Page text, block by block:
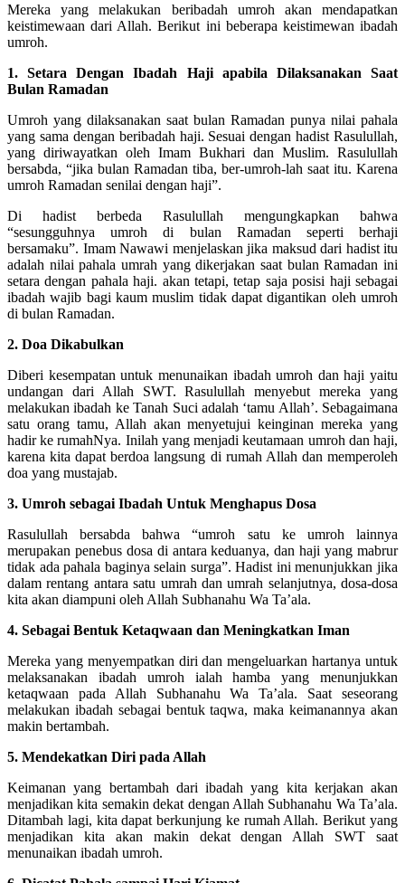
Mereka yang melakukan beribadah umroh akan mendapatkan
keistimewaan dari Allah. Berikut ini beberapa keistimewan ibadah
umroh.
1. Setara Dengan Ibadah Haji apabila Dilaksanakan Saat
Bulan Ramadan
Umroh yang dilaksanakan saat bulan Ramadan punya nilai pahala
yang sama dengan beribadah haji. Sesuai dengan hadist Rasulullah,
yang diriwayatkan oleh Imam Bukhari dan Muslim. Rasulullah
bersabda, “jika bulan Ramadan tiba, ber-umroh-lah saat itu. Karena
umroh Ramadan senilai dengan haji”.
Di hadist berbeda Rasulullah mengungkapkan bahwa
“sesungguhnya umroh di bulan Ramadan seperti berhaji
bersamaku”. Imam Nawawi menjelaskan jika maksud dari hadist itu
adalah nilai pahala umrah yang dikerjakan saat bulan Ramadan ini
setara dengan pahala haji. akan tetapi, tetap saja posisi haji sebagai
ibadah wajib bagi kaum muslim tidak dapat digantikan oleh umroh
di bulan Ramadan.
2. Doa Dikabulkan
Diberi kesempatan untuk menunaikan ibadah umroh dan haji yaitu
undangan dari Allah SWT. Rasulullah menyebut mereka yang
melakukan ibadah ke Tanah Suci adalah ‘tamu Allah’. Sebagaimana
satu orang tamu, Allah akan menyetujui keinginan mereka yang
hadir ke rumahNya. Inilah yang menjadi keutamaan umroh dan haji,
karena kita dapat berdoa langsung di rumah Allah dan memperoleh
doa yang mustajab.
3. Umroh sebagai Ibadah Untuk Menghapus Dosa
Rasulullah bersabda bahwa “umroh satu ke umroh lainnya
merupakan penebus dosa di antara keduanya, dan haji yang mabrur
tidak ada pahala baginya selain surga”. Hadist ini menunjukkan jika
dalam rentang antara satu umrah dan umrah selanjutnya, dosa-dosa
kita akan diampuni oleh Allah Subhanahu Wa Ta’ala.
4. Sebagai Bentuk Ketaqwaan dan Meningkatkan Iman
Mereka yang menyempatkan diri dan mengeluarkan hartanya untuk
melaksanakan ibadah umroh ialah hamba yang menunjukkan
ketaqwaan pada Allah Subhanahu Wa Ta’ala. Saat seseorang
melakukan ibadah sebagai bentuk taqwa, maka keimanannya akan
makin bertambah.
5. Mendekatkan Diri pada Allah
Keimanan yang bertambah dari ibadah yang kita kerjakan akan
menjadikan kita semakin dekat dengan Allah Subhanahu Wa Ta’ala.
Ditambah lagi, kita dapat berkunjung ke rumah Allah. Berikut yang
menjadikan kita akan makin dekat dengan Allah SWT saat
menunaikan ibadah umroh.